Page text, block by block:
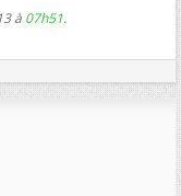
à 07h51.